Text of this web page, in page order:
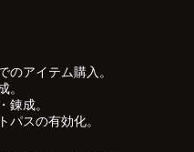
のアイテム購入。
。
錬成。
パスの有効化。